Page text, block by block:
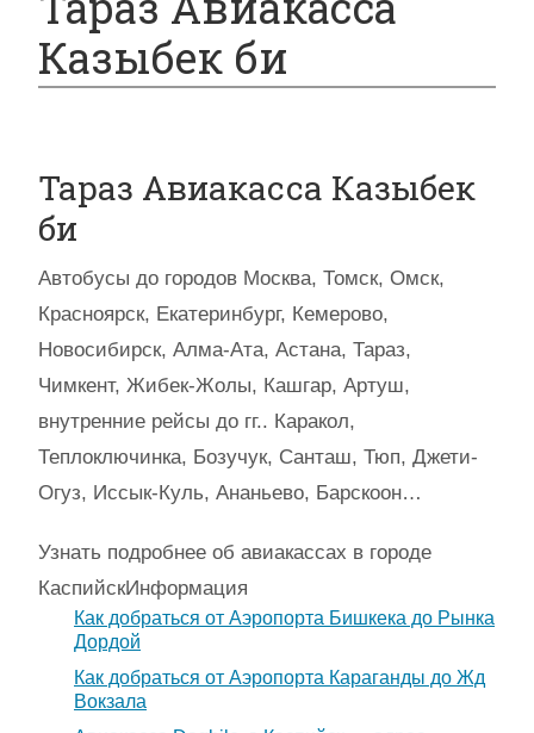
Казыбек би
Тараз Авиакасса Казыбек
би
Автобусы до городов Москва, Томск, Омск,
Красноярск, Екатеринбург, Кемерово,
Новосибирск, Алма-Ата, Астана, Тараз,
Чимкент, Жибек-Жолы, Кашгар, Артуш,
внутренние рейсы до гг.. Каракол,
Теплоключинка, Бозучук, Санташ, Тюп, Джети-
Огуз, Иссык-Куль, Ананьево, Барскоон…
Узнать подробнее об авиакассах в городе
КаспийскИнформация
Как добраться от Аэропорта Бишкека до Рынка
Дордой
Как добраться от Аэропорта Караганды до Жд
Вокзала